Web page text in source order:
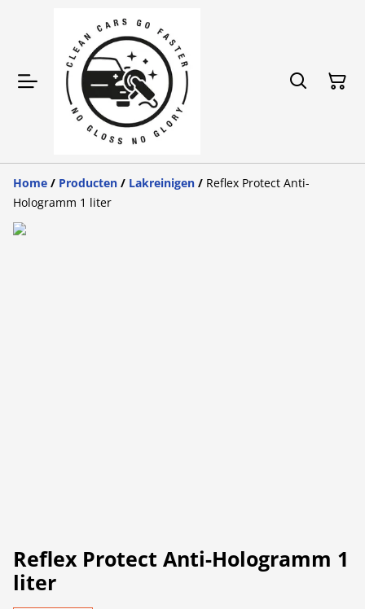
Home / Producten / Lakreinigen / Reflex Protect Anti-
Hologramm 1 liter
Reflex Protect Anti-Hologramm 1
liter